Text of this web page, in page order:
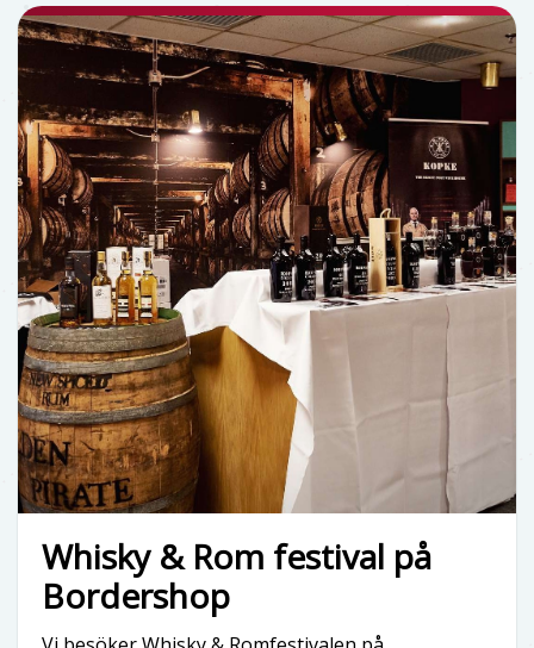
Whisky & Rom festival på
Bordershop